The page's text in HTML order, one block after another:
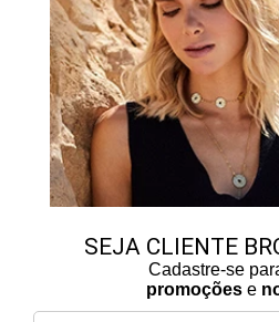
SEJA CLIENTE
Cadastre-se
promoções e